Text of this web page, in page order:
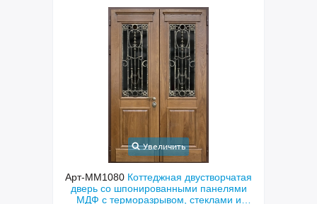
Увеличить
Арт-ММ1080 Коттеджная двустворчатая
дверь со шпонированными панелями
МДФ с терморазрывом, стеклами и